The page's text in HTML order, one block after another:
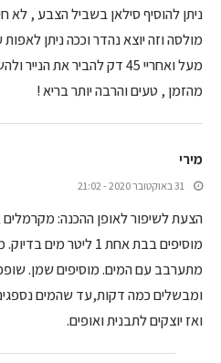
ניתן להוסיף סילאן בשביל הצבע , לא
מולסה וזה יוצא נהדר וככה ניתן לאפות
מעל ואחריי 45 דק להביר את
מהזמן , טעים והרבה יותר בריא !
מירי
31 באוקטובר 2020 - 21:02
הצעת לשיפור לאופן ההכנה:
מוסיפים בבת אחת 1
מתערבב עם המים. מוסיפים שמן.
ומבשלים כמה דקות,עד שהמים
ואז יוצקים לתבנית ואופים.